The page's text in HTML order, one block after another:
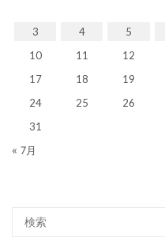
3
4 5
10
11 12
17
18 19
24
25 26
31
« 7月